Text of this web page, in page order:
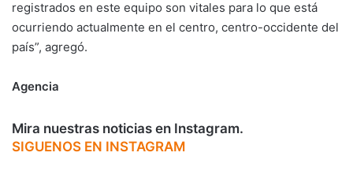
registrados en este equipo son vitales para lo que está
ocurriendo actualmente en el centro, centro-occidente del
país”, agregó.
Agencia
Mira nuestras noticias en Instagram.
SIGUENOS EN INSTAGRAM